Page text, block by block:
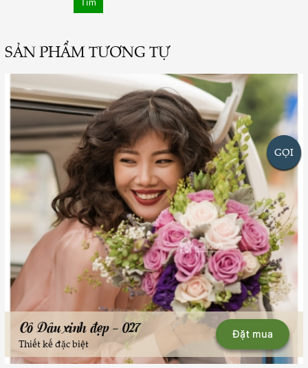
SẢN PHẨM TƯƠNG TỰ
Cô Dâu xinh đẹp - 027 Đặt mua
Thiết kế đặc biệt
GỌI